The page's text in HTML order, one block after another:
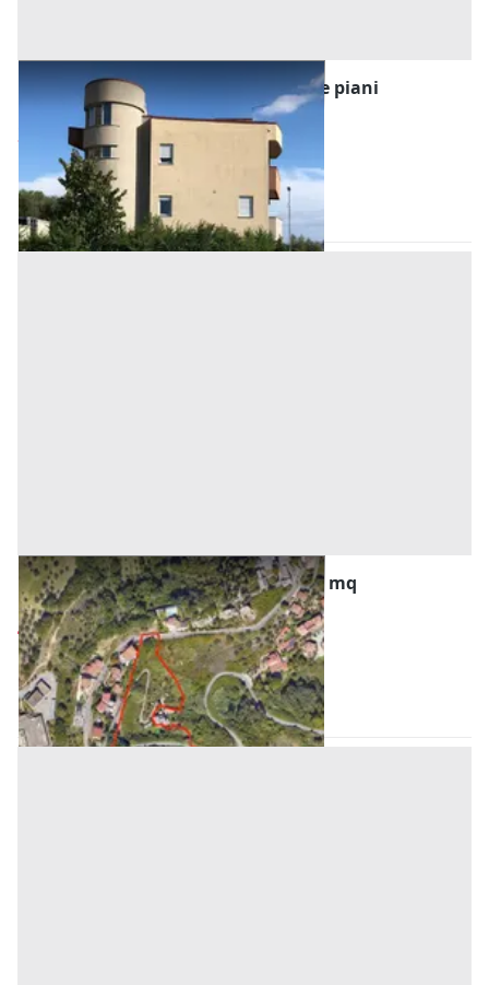
#25012 Fabbricato direzionale di tre piani
Inserito il: 27/07/2026
Montalto Uffugo (Cosenza)
239.148 €
Codice annuncio: 1090719268
#23360 Terreno edificabile di 17.750 mq
Inserito il: 22/07/2026
Cosenza (Cosenza)
Prezzo
442.732 €
Codice annuncio:815320668